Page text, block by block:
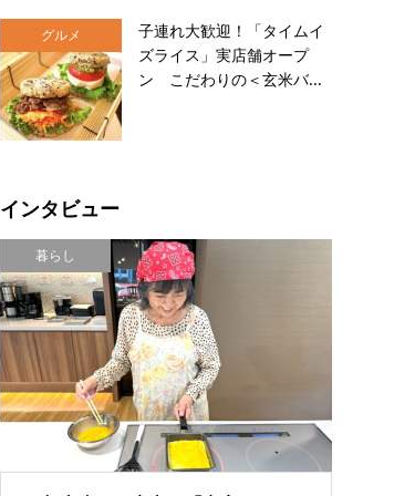
グルメ
子連れ大歓迎！「タイムイ
ズライス」実店舗オープ
ン こだわりの＜玄米バ...
インタビュー
暮らし